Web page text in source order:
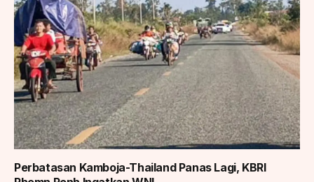
Perbatasan Kamboja-Thailand Panas Lagi, KBRI